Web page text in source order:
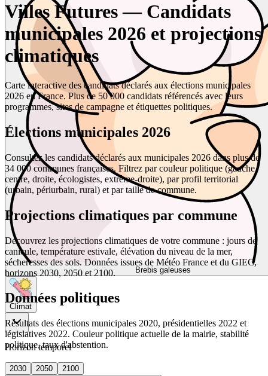
Brebis galeuses
Climat
Horizon temporel
2030 2050
2100
Villes Futures — Candidats
municipales 2026 et projections
climatiques
Carte interactive des candidats déclarés aux élections municipales
2026 en France. Plus de 50 000 candidats référencés avec leurs
programmes, sites de campagne et étiquettes politiques.
Élections municipales 2026
Consultez les candidats déclarés aux municipales 2026 dans plus de
34 000 communes françaises. Filtrez par couleur politique (gauche,
centre, droite, écologistes, extrême-droite), par profil territorial
(urbain, périurbain, rural) et par taille de commune.
Projections climatiques par commune
Découvrez les projections climatiques de votre commune : jours de
canicule, température estivale, élévation du niveau de la mer,
sécheresses des sols. Données issues de Météo France et du GIEC,
horizons 2030, 2050 et 2100.
Données politiques
Résultats des élections municipales 2020, présidentielles 2022 et
législatives 2022. Couleur politique actuelle de la mairie, stabilité
politique, taux d'abstention.